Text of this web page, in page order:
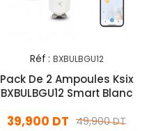
Réf : BXBULBGU12
Pack De 2 Ampoules Ksix
BXBULBGU12 Smart Blanc
49,900 DT
39,900 DT